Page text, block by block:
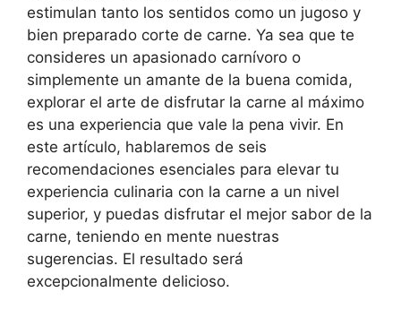
estimulan tanto los sentidos como un jugoso y
bien preparado corte de carne. Ya sea que te
consideres un apasionado carnívoro o
simplemente un amante de la buena comida,
explorar el arte de disfrutar la carne al máximo
es una experiencia que vale la pena vivir. En
este artículo, hablaremos de seis
recomendaciones esenciales para elevar tu
experiencia culinaria con la carne a un nivel
superior, y puedas disfrutar el mejor sabor de la
carne, teniendo en mente nuestras
sugerencias. El resultado será
excepcionalmente delicioso.